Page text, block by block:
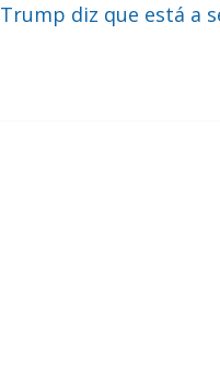
Trump diz que está a